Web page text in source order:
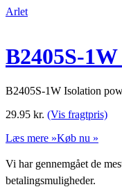
Arlet
B2405S-
B2405S-1W Isolation
29.95 kr. (Vis fragtpris)
Læs mere »Køb nu »
Vi har gennemgået de
betalingsmuligheder.